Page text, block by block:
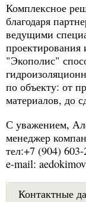
Комплексное
благодаря
ведущими
"Экополис"
по объекту: от
материалов, до
С уважением,
менеджер
тел:+7 (904)
e-mail:
Контактные